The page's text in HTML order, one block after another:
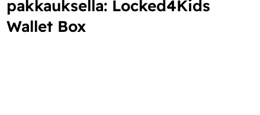
pakkauksella: Locked4Kids
Wallet Box